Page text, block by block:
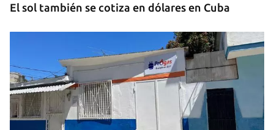
El sol también se cotiza en dólares en Cuba